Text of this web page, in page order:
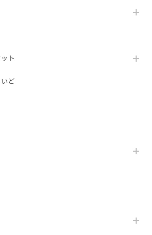
ト
ど